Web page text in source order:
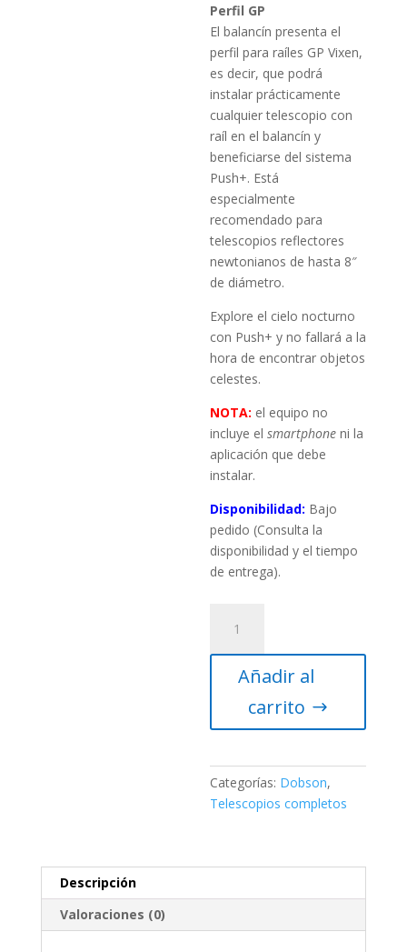
Perfil GP
El balancín presenta el
perfil para raíles GP Vixen,
es decir, que podrá
instalar prácticamente
cualquier telescopio con
raíl en el balancín y
beneficiarse del sistema
Push+. Está
especialmente
recomendado para
telescopios reflectores
newtonianos de hasta 8″
de diámetro.
Explore el cielo nocturno
con Push+ y no fallará a la
hora de encontrar objetos
celestes.
NOTA: el equipo no
incluye elsmartphone ni la
aplicación que debe
instalar.
Disponibilidad: Bajo
pedido (Consulta la
disponibilidad y el tiempo
de entrega).
Dobson
Omegon
Push+
cantidad
Añadir al
carrito
Categorías: Dobson,
Telescopios completos
Descripción
Valoraciones (0)